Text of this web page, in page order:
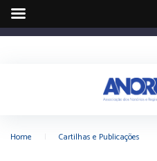
Home Cartilhas e Publicações